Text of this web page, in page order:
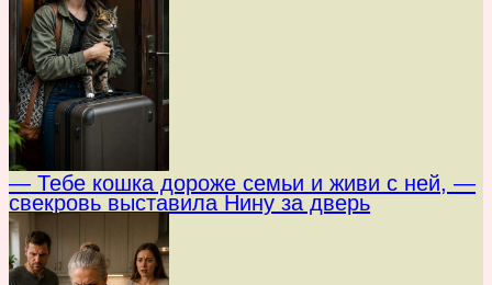
— Тебе кошка дороже семьи и живи с ней, —
свекровь выставила Нину за дверь